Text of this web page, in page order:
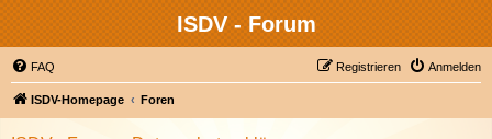
ISDV - Forum
FAQ Anmelden
Registrieren
ISDV-Homepage Foren